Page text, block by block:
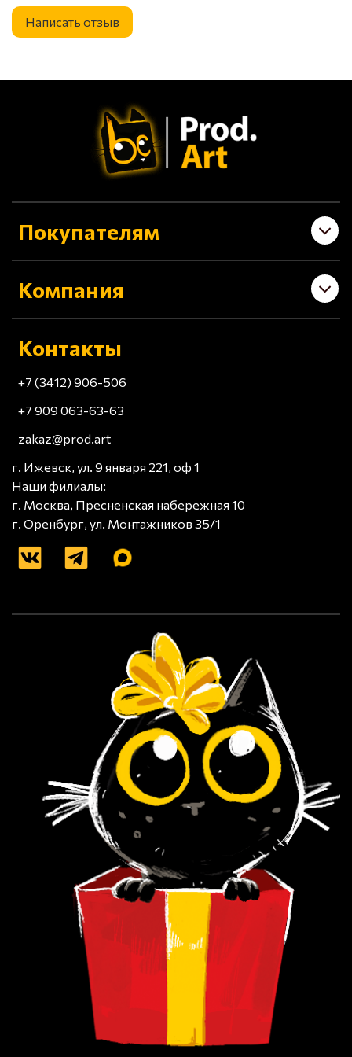
Написать отзыв
Покупателям
Компания
Контакты
+7 (3412) 906-506
+7 909 063-63-63
zakaz@prod.art
г. Ижевск, ул. 9 января 221, оф 1
Наши филиалы:
г. Москва, Пресненская набережная 10
г. Оренбург, ул. Монтажников 35/1